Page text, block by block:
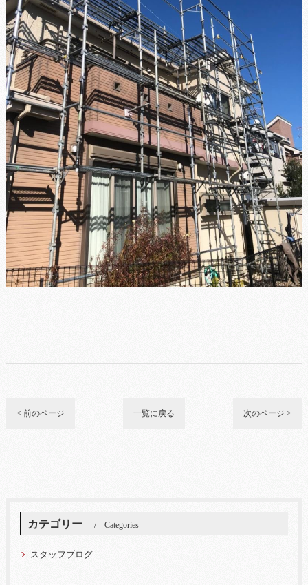
< 前のページ 一覧に戻る 次のページ >
カテゴリー Categories
スタッフブログ